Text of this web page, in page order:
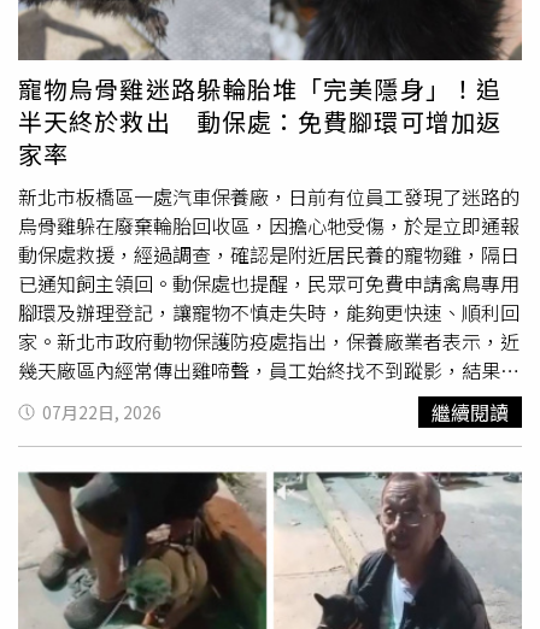
寵物烏骨雞迷路躲輪胎堆「完美隱身」！追
半天終於救出 動保處：免費腳環可增加返
家率
新北市板橋區一處汽車保養廠，日前有位員工發現了迷路的
烏骨雞躲在廢棄輪胎回收區，因擔心牠受傷，於是立即通報
動保處救援，經過調查，確認是附近居民養的寵物雞，隔日
已通知飼主領回。動保處也提醒，民眾可免費申請禽鳥專用
腳環及辦理登記，讓寵物不慎走失時，能夠更快速、順利回
家。新北市政府動物保護防疫處指出，保養廠業者表示，近
幾天廠區內經常傳出雞啼聲，員工始終找不到蹤影，結果發
現有隻烏骨雞蜷縮在廢棄輪胎堆縫隙中，由於烏骨雞全身羽
毛是黑色的，與輪胎幾乎融為一體，使人難以察覺，當人試
圖靠近時，烏骨雞會開始振翅狂奔，所幸在通報動保處後，
經過一番追逐，順利完成動物救援。動保處說明，這隻迷路
的小黑雞為「絲羽烏骨雞」，具有黑色皮膚、黑色喙、黑色
腳及絲絨般羽毛等特徵，頭頂還長有蓬鬆纓羽，因性情溫
馴，被稱為雞界的「哈巴狗」，在國外常作為寵物雞飼養。
近年來飼養寵物禽鳥的民眾越來越多，除了鸚鵡
外，還有烏
07月22日, 2026 繼續閱讀